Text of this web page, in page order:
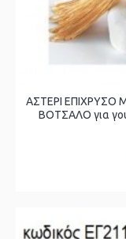
ΑΣΤΕΡΙ ΕΠΙΧΡΥΣΟ
ΒΟΤΣΑΛΟ για